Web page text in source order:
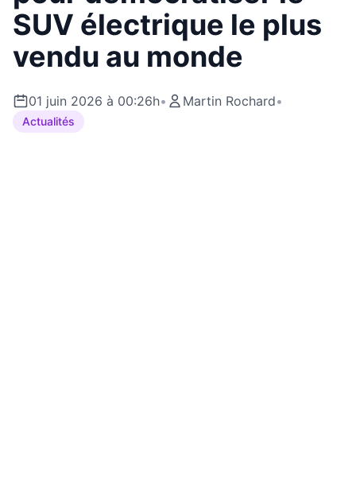
SUV électrique le plus
vendu au monde
01 juin 2026 à 00:26h• Martin Rochard•
Actualités